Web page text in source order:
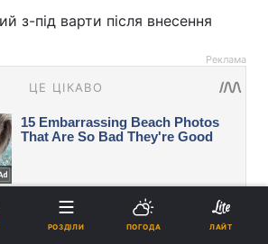
з-під варти після внесення
Реклама
РОЗДІЛИ ПОГОДА ЛАЙТ